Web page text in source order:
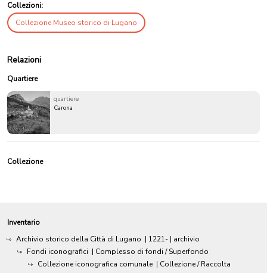
Collezioni:
Collezione Museo storico di Lugano
Relazioni
Quartiere
quartiere
Carona
Collezione
Inventario
Archivio storico della Città di Lugano | 1221- | archivio
Fondi iconografici | Complesso di fondi / Superfondo
Collezione iconografica comunale | Collezione / Raccolta